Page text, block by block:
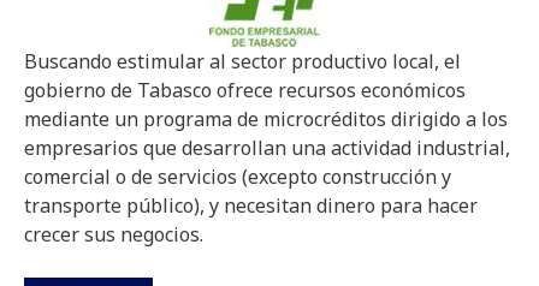
Buscando estimular al sector productivo local, el
gobierno de Tabasco ofrece recursos económicos
mediante un programa de microcréditos dirigido a los
empresarios que desarrollan una actividad industrial,
comercial o de servicios (excepto construcción y
transporte público), y necesitan dinero para hacer
crecer sus negocios.